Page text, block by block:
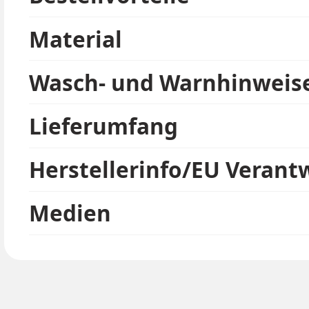
Material
Wasch- und
Lieferumfang
Herstellerinfo/EU
Medien